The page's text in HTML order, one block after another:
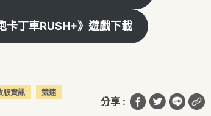
卡丁車RUSH+》遊戲下載
版資訊
競速
分享 :